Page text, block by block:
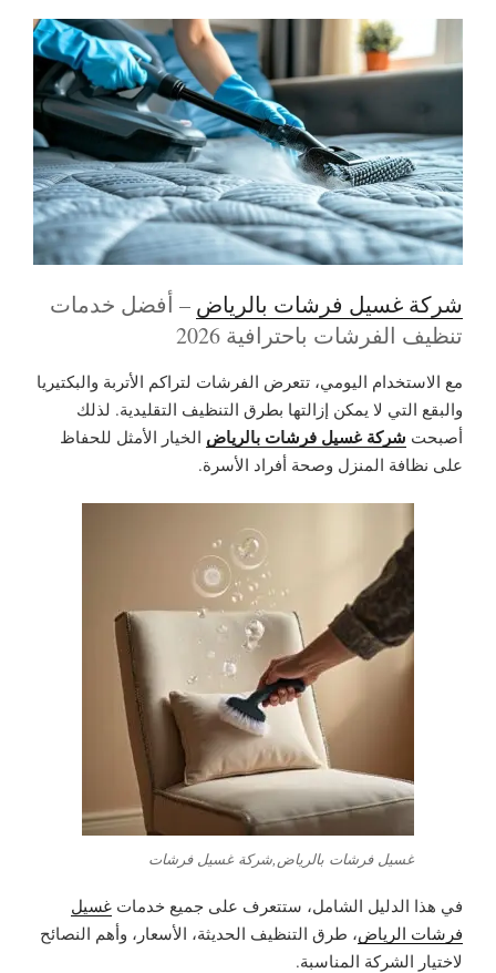
شركة غسيل فرشات بالرياض – أفضل خدمات
تنظيف الفرشات باحترافية 2026
مع الاستخدام اليومي، تتعرض الفرشات لتراكم الأتربة والبكتيريا
والبقع التي لا يمكن إزالتها بطرق التنظيف التقليدية. لذلك
أصبحت شركة غسيل فرشات بالرياض الخيار الأمثل للحفاظ
على نظافة المنزل وصحة أفراد الأسرة.
غسيل فرشات بالرياض,شركة غسيل فرشات
في هذا الدليل الشامل، ستتعرف على جميع خدمات غسيل
فرشات الرياض، طرق التنظيف الحديثة، الأسعار، وأهم النصائح
لاختيار الشركة المناسبة.